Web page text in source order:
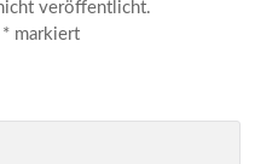
veröffentlicht.
* markiert